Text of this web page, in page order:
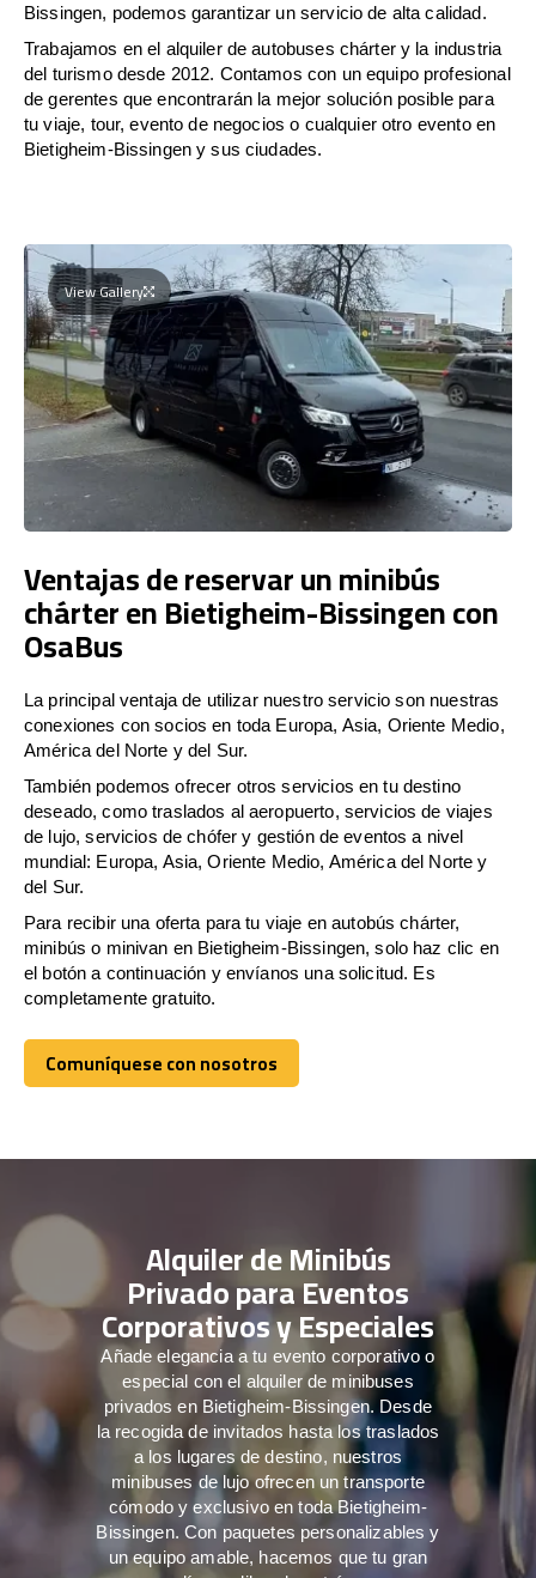
Bissingen, podemos garantizar un servicio de alta calidad.
Trabajamos en el alquiler de autobuses chárter y la industria
del turismo desde 2012. Contamos con un equipo profesional
de gerentes que encontrarán la mejor solución posible para
tu viaje, tour, evento de negocios o cualquier otro evento en
Bietigheim-Bissingen y sus ciudades.
View Gallery
Ventajas de reservar un minibús
chárter en Bietigheim-Bissingen con
OsaBus
La principal ventaja de utilizar nuestro servicio son nuestras
conexiones con socios en toda Europa, Asia, Oriente Medio,
América del Norte y del Sur.
También podemos ofrecer otros servicios en tu destino
deseado, como traslados al aeropuerto, servicios de viajes
de lujo, servicios de chófer y gestión de eventos a nivel
mundial: Europa, Asia, Oriente Medio, América del Norte y
del Sur.
Para recibir una oferta para tu viaje en autobús chárter,
minibús o minivan en Bietigheim-Bissingen, solo haz clic en
el botón a continuación y envíanos una solicitud. Es
completamente gratuito.
Comuníquese con nosotros
Comuníquese con nosotros
Alquiler de Minibús
Privado para Eventos
Corporativos y Especiales
Añade elegancia a tu evento corporativo o
especial con el alquiler de minibuses
privados en Bietigheim-Bissingen. Desde
la recogida de invitados hasta los traslados
a los lugares de destino, nuestros
minibuses de lujo ofrecen un transporte
cómodo y exclusivo en toda Bietigheim-
Bissingen. Con paquetes personalizables y
un equipo amable, hacemos que tu gran